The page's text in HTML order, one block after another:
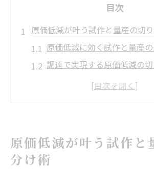
目次
原価低減が叶う試作と量産の切
原価低減に効く試作と量産
調達で実現する原価低減の
特徴
原価低減のための調達コスト
原価低減が叶う試作と
分け術